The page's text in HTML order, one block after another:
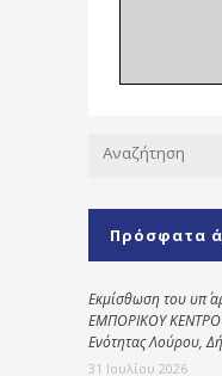
Πρόσφατα
Εκμίσθωση του υπ΄
ΕΜΠΟΡΙΚΟΥ
Ενότητας Λούρου,
31 Ιουλίου 2026